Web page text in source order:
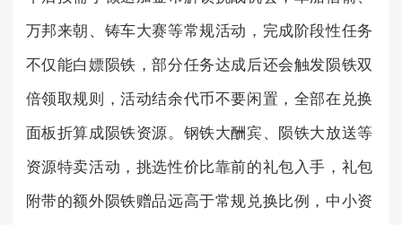
万邦来朝、铸车大赛等常规活动，完成阶段性任务
不仅能白嫖陨铁，部分任务达成后还会触发陨铁双
倍领取规则，活动结余代币不要闲置，全部在兑换
面板折算成陨铁资源。钢铁大酬宾、陨铁大放送等
资源特卖活动，挑选性价比靠前的礼包入手，礼包
附带的额外陨铁赠品远高于常规兑换比例，中小资